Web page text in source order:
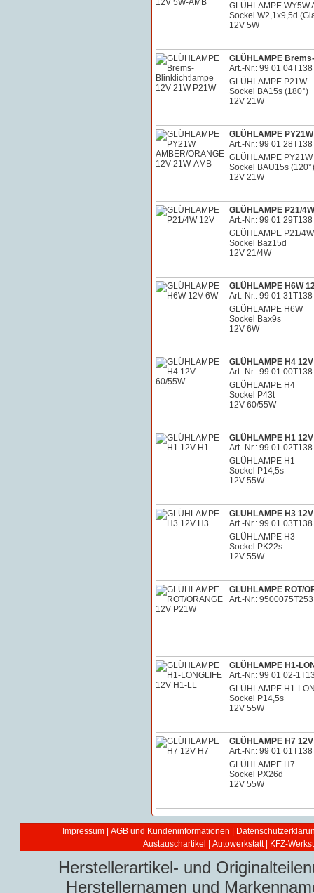
GLÜHLAMPE WY5W
Sockel W2,1x9,5d
12V 5W
GLÜHLAMPE
Art.-Nr.: 99 01 04T138
GLÜHLAMPE P21W
Sockel BA15s (180°)
12V 21W
GLÜHLAMPE
Art.-Nr.: 99 01 28T138
GLÜHLAMPE PY21W
Sockel BAU15s (120°)
12V 21W
GLÜHLAMPE P21/
Art.-Nr.: 99 01 29T138
GLÜHLAMPE P21/4W
Sockel Baz15d
12V 21/4W
GLÜHLAMPE H6W
Art.-Nr.: 99 01 31T138
GLÜHLAMPE H6W
Sockel Bax9s
12V 6W
GLÜHLAMPE H4
Art.-Nr.: 99 01 00T138
GLÜHLAMPE H4
Sockel P43t
12V 60/55W
GLÜHLAMPE H1
Art.-Nr.: 99 01 02T138
GLÜHLAMPE H1
Sockel P14,5s
12V 55W
GLÜHLAMPE H3
Art.-Nr.: 99 01 03T138
GLÜHLAMPE H3
Sockel PK22s
12V 55W
GLÜHLAMPE ROT/
Art.-Nr.: 9500075T253
GLÜHLAMPE H1-
Art.-Nr.: 99 01 02-
GLÜHLAMPE H1-
Sockel P14,5s
12V 55W
GLÜHLAMPE H7
Art.-Nr.: 99 01 01T138
GLÜHLAMPE H7
Sockel PX26d
12V 55W
Impressum AGB und Kundeninformationen
Austauschartikel
Autowerkstatt | KFZ-
Herstellerartikel- und
Herstellernamen und